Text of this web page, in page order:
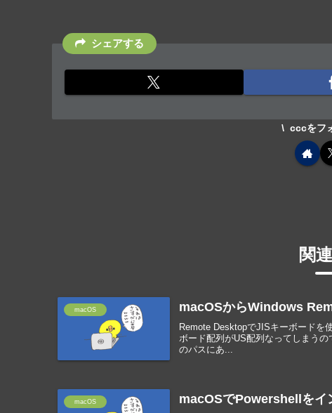
シェアする
cccをフ
関
macOS macOSからWindows
Remote DesktopでJISキーボードを
ボード配列がUS配列なってしまう
のパスにあ...
macOS macOSでPowershellをイ